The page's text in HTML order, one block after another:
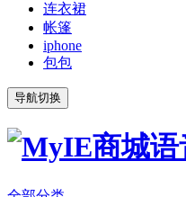
连衣裙
帐篷
iphone
包包
导航切换